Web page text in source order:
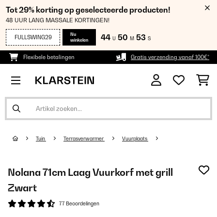
Tot 29% korting op geselecteerde producten!
48 UUR LANG MASSALE KORTINGEN!
FULLSWING29
Nu
winkelen
44 U 50 M 53 S
Flexibele betalingen Gratis verzending vanaf 100€*
Tuin Terrasverwarmer Vuurplaats
Nolana 71cm Laag Vuurkorf met grill
Zwart
77 Beoordelingen